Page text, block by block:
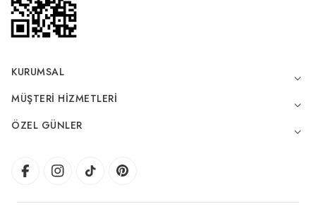
KURUMSAL
MÜŞTERI HIZMETLERI
ÖZEL GÜNLER